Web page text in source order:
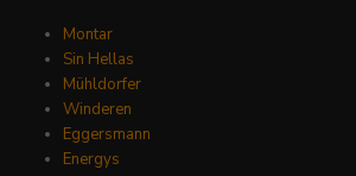
Montar
Sin Hellas
Mühldorfer
Winderen
Eggersmann
Energys